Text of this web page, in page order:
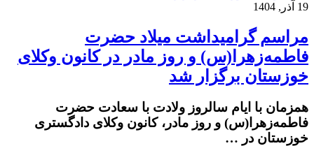
19 آذر, 1404
مراسم گرامیداشت میلاد حضرت
فاطمه‌زهرا(س) و روز مادر در کانون وکلای
خوزستان برگزار شد
همزمان با ایام سالروز ولادت با سعادت حضرت
فاطمه‌زهرا(س) و روز مادر، کانون وکلای دادگستری
خوزستان در …